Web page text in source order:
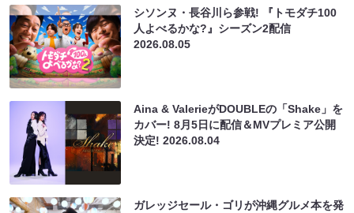
シソンヌ・長谷川ら参戦! 『トモダチ100
人よべるかな?』シーズン2配信
2026.08.05
Aina & ValerieがDOUBLEの「Shake」を
カバー! 8月5日に配信＆MVプレミア公開
決定!2026.08.04
ガレッジセール・ゴリが沖縄グルメ本を発